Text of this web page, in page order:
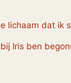
lichaam dat ik
Iris ben